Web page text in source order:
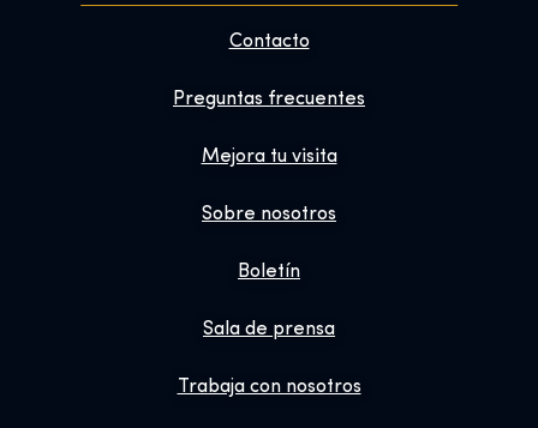
Contacto
Preguntas frecuentes
Mejora tu visita
Sobre nosotros
Boletín
Sala de prensa
Trabaja con nosotros